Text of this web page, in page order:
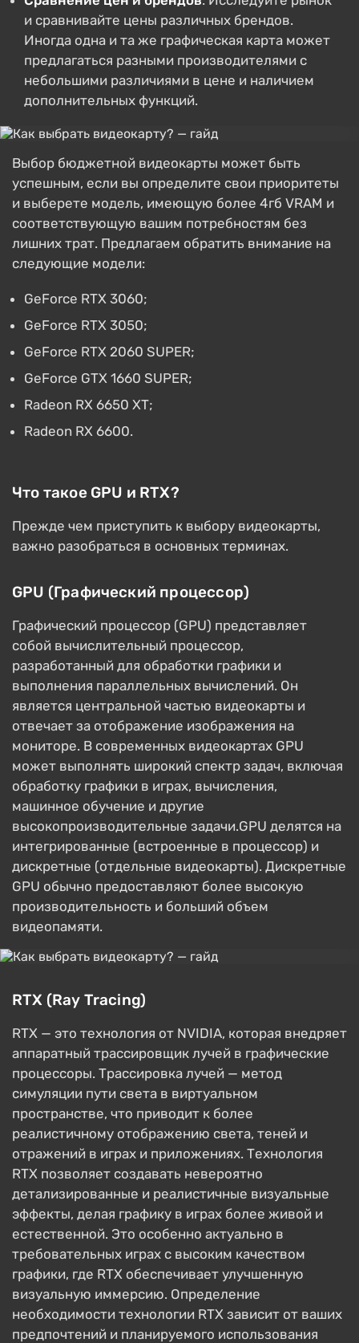
и сравнивайте цены различных брендов.
Иногда одна и та же графическая карта может
предлагаться разными производителями с
небольшими различиями в цене и наличием
дополнительных функций.
Выбор бюджетной видеокарты может быть
успешным, если вы определите свои приоритеты
и выберете модель, имеющую более 4гб VRAM и
соответствующую вашим потребностям без
лишних трат. Предлагаем обратить внимание на
следующие модели:
GeForce RTX 3060;
GeForce RTX 3050;
GeForce RTX 2060 SUPER;
GeForce GTX 1660 SUPER;
Radeon RX 6650 ХТ;
Radeon RX 6600.
Что такое GPU и RTX?
Прежде чем приступить к выбору видеокарты,
важно разобраться в основных терминах.
GPU (Графический процессор)
Графический процессор (GPU) представляет
собой вычислительный процессор,
разработанный для обработки графики и
выполнения параллельных вычислений. Он
является центральной частью видеокарты и
отвечает за отображение изображения на
мониторе. В современных видеокартах GPU
может выполнять широкий спектр задач, включая
обработку графики в играх, вычисления,
машинное обучение и другие
высокопроизводительные задачи.GPU делятся на
интегрированные (встроенные в процессор) и
дискретные (отдельные видеокарты). Дискретные
GPU обычно предоставляют более высокую
производительность и больший объем
видеопамяти.
RTX (Ray Tracing)
RTX — это технология от NVIDIA, которая внедряет
аппаратный трассировщик лучей в графические
процессоры. Трассировка лучей — метод
симуляции пути света в виртуальном
пространстве, что приводит к более
реалистичному отображению света, теней и
отражений в играх и приложениях. Технология
RTX позволяет создавать невероятно
детализированные и реалистичные визуальные
эффекты, делая графику в играх более живой и
естественной. Это особенно актуально в
требовательных играх с высоким качеством
графики, где RTX обеспечивает улучшенную
визуальную иммерсию. Определение
необходимости технологии RTX зависит от ваших
предпочтений и планируемого использования